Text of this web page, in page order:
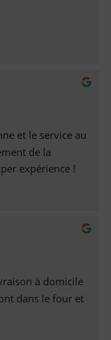
et le service au
de la
expérience !
à domicile
dans le four et